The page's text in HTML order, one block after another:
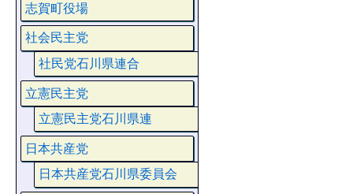
志賀町役場
社会民主党
社民党石川県連合
立憲民主党
立憲民主党石川県連
日本共産党
日本共産党石川県委員会